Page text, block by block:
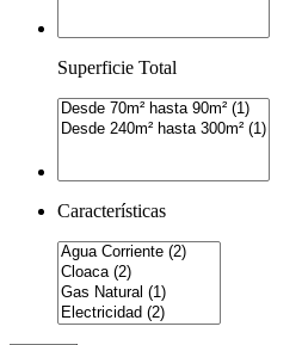
Superficie Total
Características